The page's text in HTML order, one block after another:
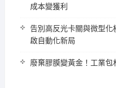
成本變獲利
告別高反光卡關與微型
啟自動化新局
廢棄膠膜變黃金！工業